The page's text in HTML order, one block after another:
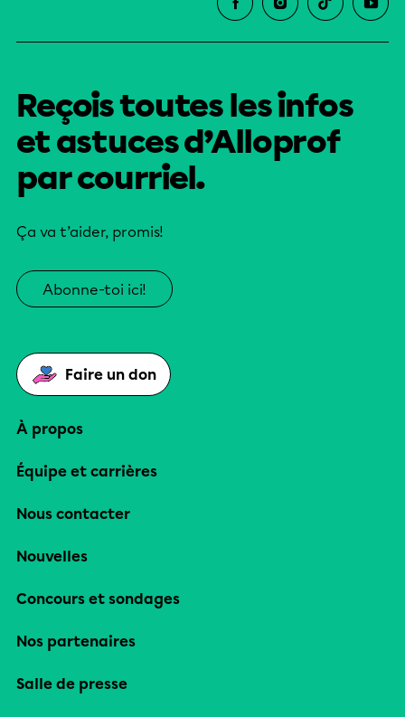
Reçois toutes les infos
et astuces d’Alloprof
par courriel.
Ça va t’aider, promis!
Abonne-toi ici!
Faire un don
À propos
Équipe et carrières
Nous contacter
Nouvelles
Concours et sondages
Nos partenaires
Salle de presse